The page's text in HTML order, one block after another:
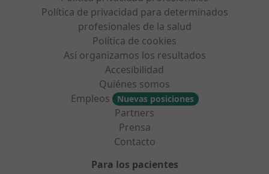
Política de privacidad para determinados
profesionales de la salud
Política de cookies
Así organizamos los resultados
Accesibilidad
Quiénes somos
Empleos
Nuevas posiciones
Partners
Prensa
Contacto
Para los pacientes